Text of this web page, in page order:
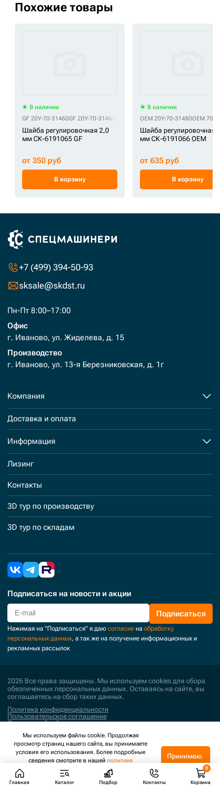
Похожие товары
В наличии
GF 20Y-70-31460GF 20Y-70-31461
Шайба регулировочная 2,0
мм СК-6191065 GF
от 350 руб
В корзину
В наличии
OEM 20Y-70-31480OEM
Шайба регулировочная
мм СК-6191066 OEM
от 635 руб
В корзину
+7 (499) 394-50-93
sksale@skdst.ru
Пн-Пт 8:00–17:00
Офис
г. Иваново, ул. Жиделева, д. 15
Производство
г. Иваново, ул. 13-я Березниковская, д. 1г
Компания
Доставка и оплата
Информация
Лизинг
Контакты
3D тур по производству
3D тур по складам
Подписаться на новости и акции
Подписаться
Нажимая на "Подписаться" я даю согласие на обработку
персональных данных, а так же на получение информационных и
рекламных рассылок
2026 Все права защищены. Мы используем cookies для сбора
обезличенных персональных данных. Оставаясь на сайте, вы
соглашаетесь на сбор таких данных.
Политика конфиденциальности
Пользовательское соглашение
Политика обработки персональных данных
Поддержка и развитие
Главная Каталог Подбор Контакты Корзина
Мы используем файлы cookie. Продолжая
просмотр страниц нашего сайта, вы принимаете
условия его использования. Более подробные
сведения смотрите в нашей политике
конфиденциальности.
Принимаю